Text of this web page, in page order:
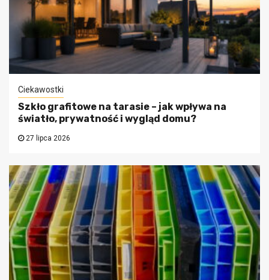
Ciekawostki
Szkło grafitowe na tarasie – jak wpływa na
światło, prywatność i wygląd domu?
27 lipca 2026